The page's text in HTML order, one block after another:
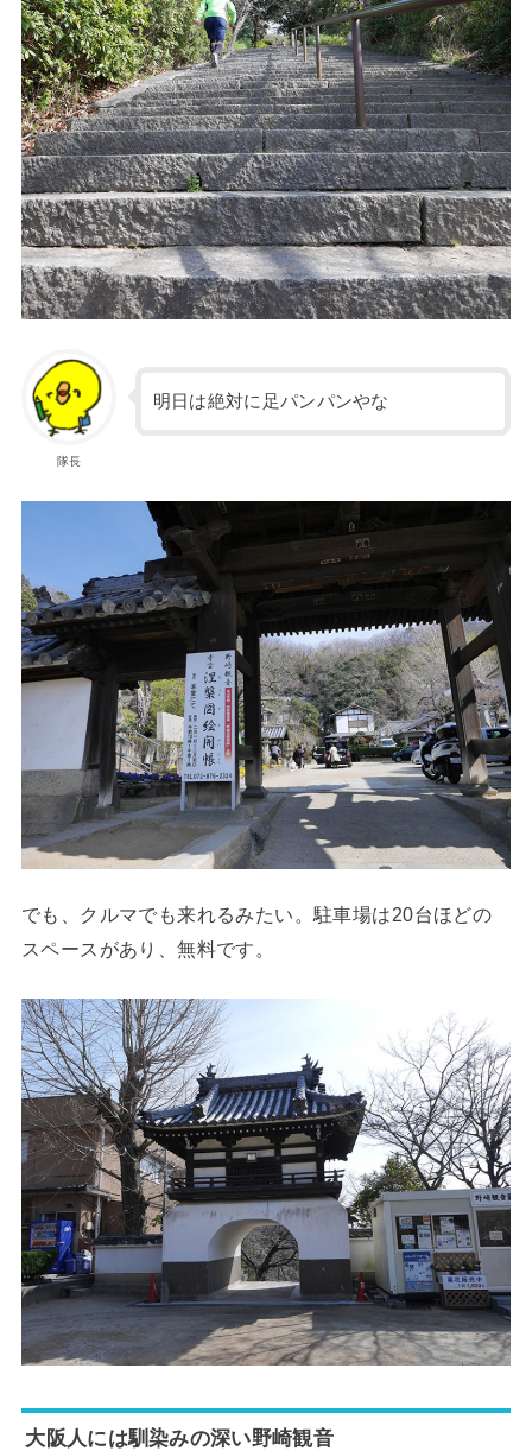
隊長
明日は絶対に足パンパンやな
でも、クルマでも来れるみたい。駐車場は20台ほどの
スペースがあり、無料です。
大阪人には馴染みの深い野崎観音